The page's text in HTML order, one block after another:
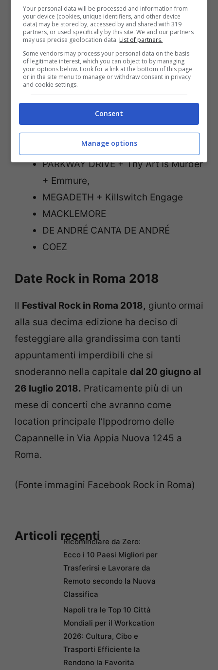
LO STATO SOCIALE
SFERA EBBASTA
CAPAREZZA + Eugenio in Via Di
Gioia
MANNARINO
ROGER WATERS Us + Them Tour al
CIRCO MASSIMO
FABRI FIBRA
THE KILLERS
PARKWAY DRIVE + Thy Art Is Murder
+ Emmure,
MEGADETH + Killswitch Engage
MACKLEMORE
DE ANDRÉ CANTA DE ANDRÉ
COEZ
Date Rock in Roma 2018
Il Festival Rock in Roma 2018, giunto ormai
alla sua decima edizione ha deciso di
festeggiare alla grandissima con tanti
appuntamenti imperdibili che si
snoderanno nella capitale dal 20 giugno al
26 luglio 2018. Praticamente più di un
mese di concerti che avranno come
location principale l’Ippodromo delle
Capannelle in Via Appia Nuova 1245 a
Roma.
(Fonte immagini Facebook Rock in Roma)
Articoli recentiRicominciare da Zero:
Ecco i 10 Paesi Migliori per
Trasferirsi e Lavorare da
Remoto secondo la Nuova
Classifica
Napoli tra le Top 10 Città
Mondiali per il Workcation
2026: Cultura, Cibo e
Trasporti Efficiente la
Rendono la Favorita
Your personal data will be processed and information from
your device (cookies, unique identifiers, and other device
data) may be stored by, accessed by and shared with 319
partners, or used specifically by this site. We and our partners
may use precise geolocation data. List of partners.
Some vendors may process your personal data on the basis
of legitimate interest, which you can object to by managing
your options below. Look for a link at the bottom of this page
or in the site menu to manage or withdraw consent in privacy
and cookie settings.
Consent
Manage options